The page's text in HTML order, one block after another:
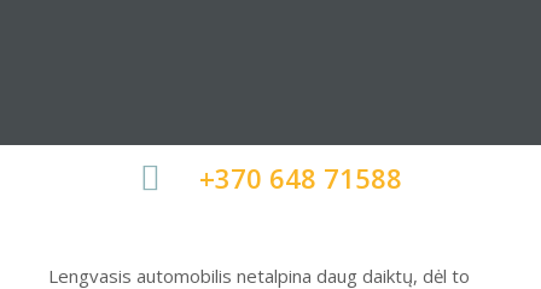
+370 648 71588
Lengvasis automobilis netalpina daug daiktų, dėl to